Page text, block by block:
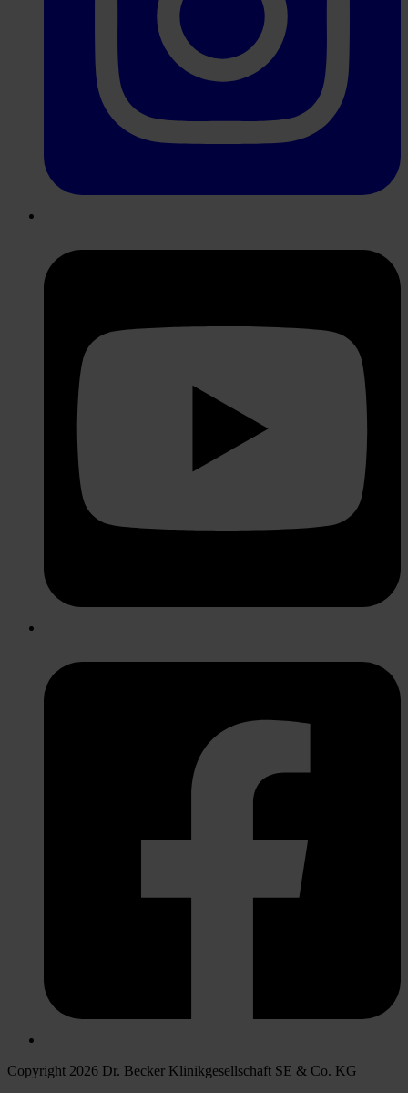
Copyright 2026 Dr. Becker Klinikgesellschaft SE & Co. KG